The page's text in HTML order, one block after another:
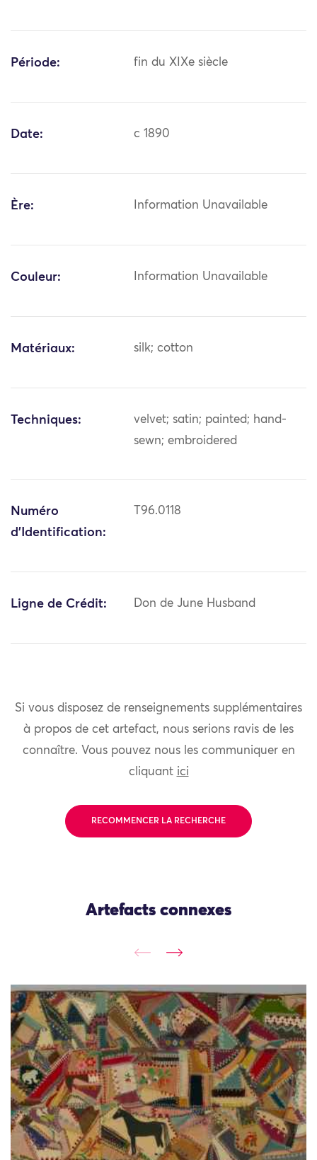
Période: fin du XIXe siècle
Date: c 1890
Ère: Information Unavailable
Couleur: Information Unavailable
Matériaux: silk; cotton
Techniques:
velvet; satin; painted; hand-
sewn; embroidered
Numéro
d'Identification:
T96.0118
Ligne de Crédit: Don de June Husband
Si vous disposez de renseignements supplémentaires
à propos de cet artefact, nous serions ravis de les
connaître. Vous pouvez nous les communiquer en
cliquant ici
RECOMMENCER LA RECHERCHE
Artefacts connexes